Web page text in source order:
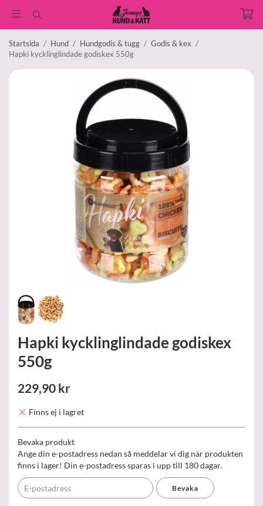
Startsida / Hund / Hundgodis & tugg / Godis & kex /
Hapki kycklinglindade godiskex 550g
Hapki kycklinglindade godiskex
550g
229,90 kr
Finns ej i lagret
Bevaka produkt
Ange din e-postadress nedan så meddelar vi dig när produkten
finns i lager! Din e-postadress sparas i upp till 180 dagar.
Bevaka